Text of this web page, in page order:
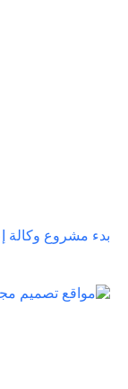
بدء مشروع وكالة